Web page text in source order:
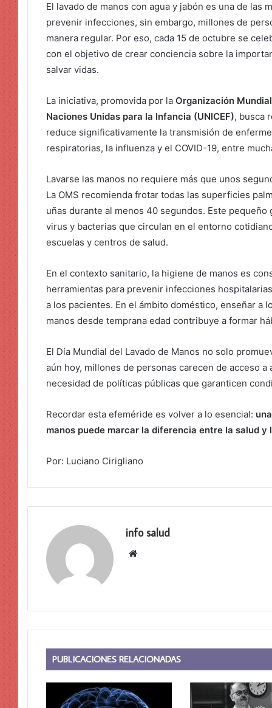
El lavado de manos con agua y jabón es una de las
prevenir infecciones, sin embargo, millones de
manera regular. Por eso, cada 15 de octubre se
con el objetivo de crear conciencia sobre la
salvar vidas.
La iniciativa, promovida por la Organización
Naciones Unidas para la Infancia (UNICEF), busca
reduce significativamente la transmisión de
respiratorias, la influenza y el COVID-19, entre
Lavarse las manos no requiere más que unos
La OMS recomienda frotar todas las superficies
uñas durante al menos 40 segundos. Este
virus y bacterias que circulan en el entorno
escuelas y centros de salud.
En el contexto sanitario, la higiene de manos es
herramientas para prevenir infecciones
a los pacientes. En el ámbito doméstico, enseñar a
manos desde temprana edad contribuye a formar
El Día Mundial del Lavado de Manos no solo
aún hoy, millones de personas carecen de acceso
necesidad de políticas públicas que garanticen
Recordar esta efeméride es volver a lo esencial:
manos puede marcar la diferencia entre la salud y
Por: Luciano Cirigliano
info salud
Sitio
PUBLICACIONES RELACIONADAS